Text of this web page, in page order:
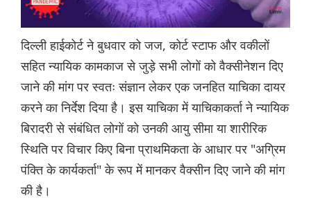
दिल्ली हाईकोर्ट ने बुधवार को जज, कोर्ट स्टाफ और वकीलों
सहित न्यायिक कामकाज से जुड़े सभी लोगों को वैक्सीनेशन दिए
जाने की मांग पर स्वतः संज्ञान लेकर एक जनहित याचिका दायर
करने का निर्देश दिया है। इस याचिका में याचिकाकर्ता ने न्यायिक
बिरादरी से संबंधित लोगों को उनकी आयु सीमा या शारीरिक
स्थिति पर विचार किए बिना प्राथमिकता के आधार पर "अग्रिम
पंक्ति के कार्यकर्ता" के रूप में मानकर वैक्सीन दिए जाने की मांग
की है।